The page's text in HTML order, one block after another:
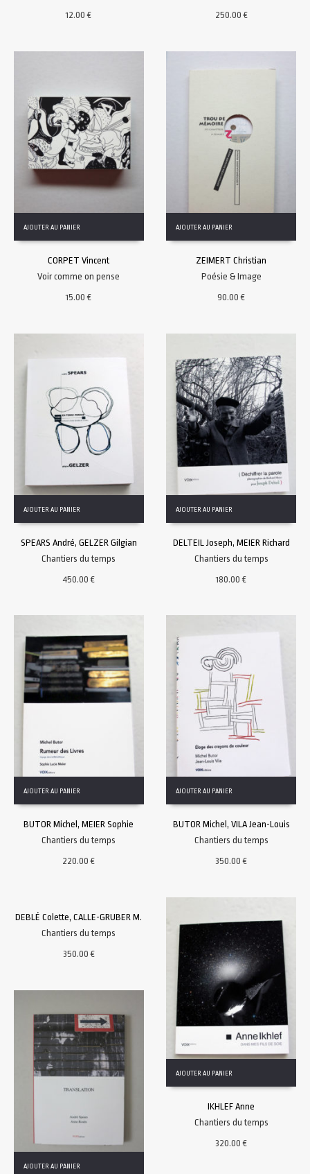
12.00€
250.00€
AJOUTER AU PANIER
CORPET Vincent
Voir comme on pense
15.00€
AJOUTER AU PANIER
ZEIMERT Christian
Poésie & Image
90.00€
AJOUTER AU PANIER
SPEARS André, GELZER Gilgian
Chantiers du temps
450.00€
AJOUTER AU PANIER
DELTEIL Joseph, MEIER Richard
Chantiers du temps
180.00€
AJOUTER AU PANIER
BUTOR Michel, MEIER Sophie
Chantiers du temps
220.00€
AJOUTER AU PANIER
BUTOR Michel, VILA Jean-Louis
Chantiers du temps
350.00€
DEBLÉ Colette, CALLE-GRUBER M.
Chantiers du temps
350.00€
AJOUTER AU PANIER
IKHLEF Anne
Chantiers du temps
320.00€
AJOUTER AU PANIER